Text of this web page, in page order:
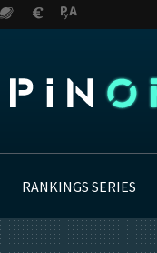
RANKINGS SERIES